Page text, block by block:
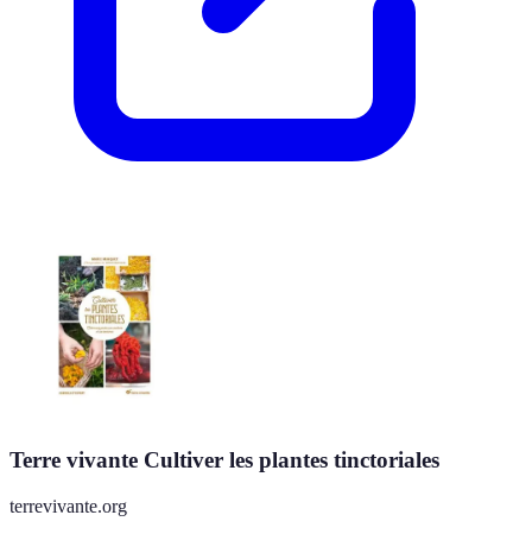
Terre vivante Cultiver les plantes tinctoriales
terrevivante.org